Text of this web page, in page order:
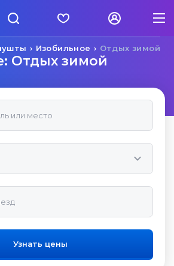
Отдых зимой
Изобильное
Отдых зимой
Узнать цены